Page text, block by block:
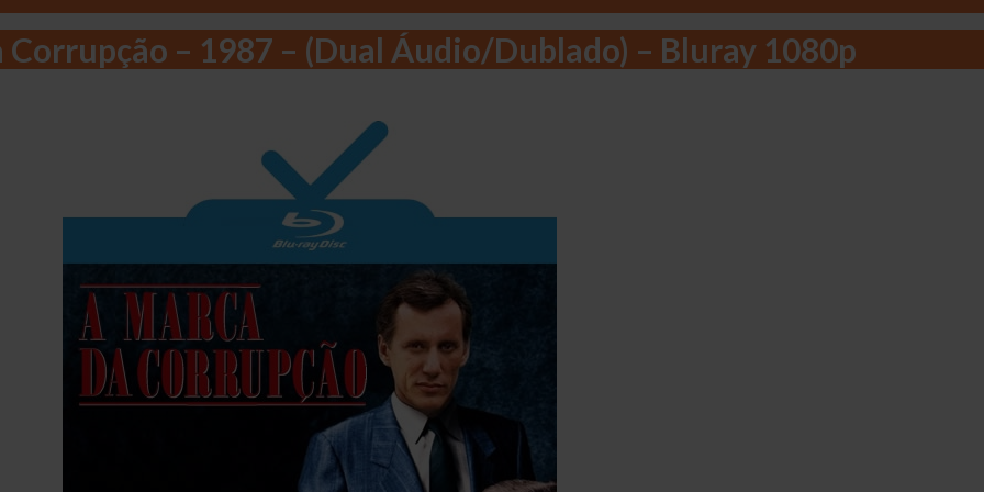
Corrupção – 1987 – (Dual Áudio/Dublado) – Bluray 1080p